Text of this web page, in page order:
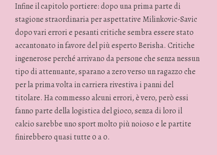
Infine il capitolo portiere: dopo una prima parte di
stagione straordinaria per aspettative Milinkovic-Savic
dopo vari errori e pesanti critiche sembra essere stato
accantonato in favore del più esperto Berisha. Critiche
ingenerose perché arrivano da persone che senza nessun
tipo di attenuante, sparano a zero verso un ragazzo che
per la prima volta in carriera rivestiva i panni del
titolare. Ha commesso alcuni errori, è vero, però essi
fanno parte della logistica del gioco, senza di loro il
calcio sarebbe uno sport molto più noioso e le partite
finirebbero quasi tutte 0 a 0.